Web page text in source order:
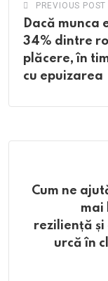
PREVIOUS POST
Dacă munca
34% dintre
plăcere, în
cu epuizarea
Cum ne
mai
reziliență și
urcă în